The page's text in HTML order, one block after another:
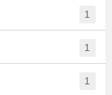
1
1
1